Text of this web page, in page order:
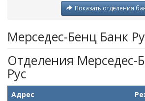
Показать отделения
Мерседес-Бенц Банк
Отделения Мерседес-
Рус
Адрес